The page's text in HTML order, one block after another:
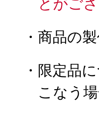
・商品の
・限定品
こなう